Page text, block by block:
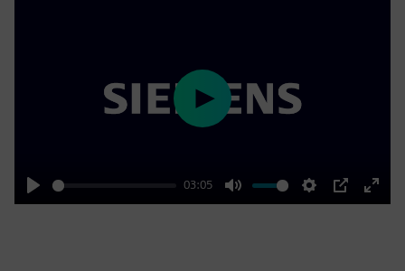
Play
03:05
Mute Settings
PIP
Enter
Play